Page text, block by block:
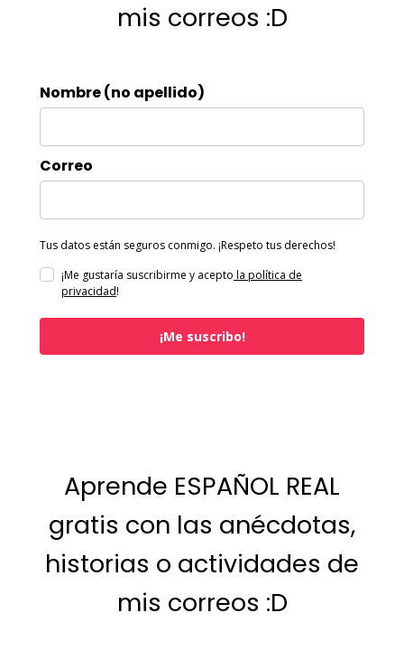
mis correos :D
Nombre (no apellido)
Correo
Tus datos están seguros conmigo. ¡Respeto tus derechos!
¡Me gustaría suscribirme y acepto la política de
privacidad!
¡Me suscribo!
Aprende ESPAÑOL REAL
gratis con las anécdotas,
historias o actividades de
mis correos :D